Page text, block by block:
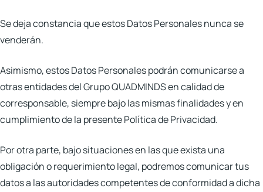
Se deja constancia que estos Datos Personales nunca se
venderán.
Asimismo, estos Datos Personales podrán comunicarse a
otras entidades del Grupo QUADMINDS en calidad de
corresponsable, siempre bajo las mismas finalidades y en
cumplimiento de la presente Política de Privacidad.
Por otra parte, bajo situaciones en las que exista una
obligación o requerimiento legal, podremos comunicar tus
datos a las autoridades competentes de conformidad a dicha